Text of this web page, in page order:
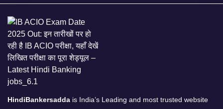
HindiBankersadda is India’s Leading and most trusted website